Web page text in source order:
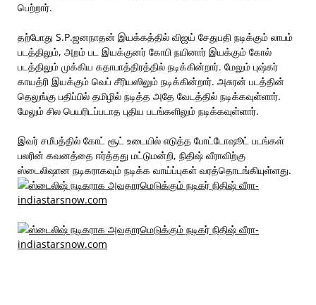
பெற்றார்.
தற்போது S.P.ஜனநாதன் இயக்கத்தில் விஜய் சேதுபதி நடிக்கும் லாபம்
படத்திலும், அறம் பட இயக்குனர் கோபி நயினார் இயக்கும் கோல்
படத்திலும் முக்கிய கதாபாத்திரத்தில் நடிக்கின்றார். மேலும் புஷ்கர்
காயத்ரி இயக்கும் வெப் சீரியஸிலும் நடிக்கின்றார். அசுரன் படத்தின்
தெலுங்கு பதிப்பில் தமிழில் நடித்த அதே வேடத்தில் நடிக்கவுள்ளார்.
மேலும் சில பெயரிடப்படாத புதிய படங்களிலும் நடிக்கவுள்ளார்.
இவர் சமீபத்தில் கோட் சூட் உடையில் எடுத்த போட்டோஷூட் படங்கள்
பலரின் கவனத்தை ஈர்த்தது மட்டுமன்றி, நிதிஷ் வீராவிற்கு
ஸ்டைலிஷான நடிகராகவும் நடிக்க வாய்ப்புகள் வரத்தொடங்கியுள்ளது.